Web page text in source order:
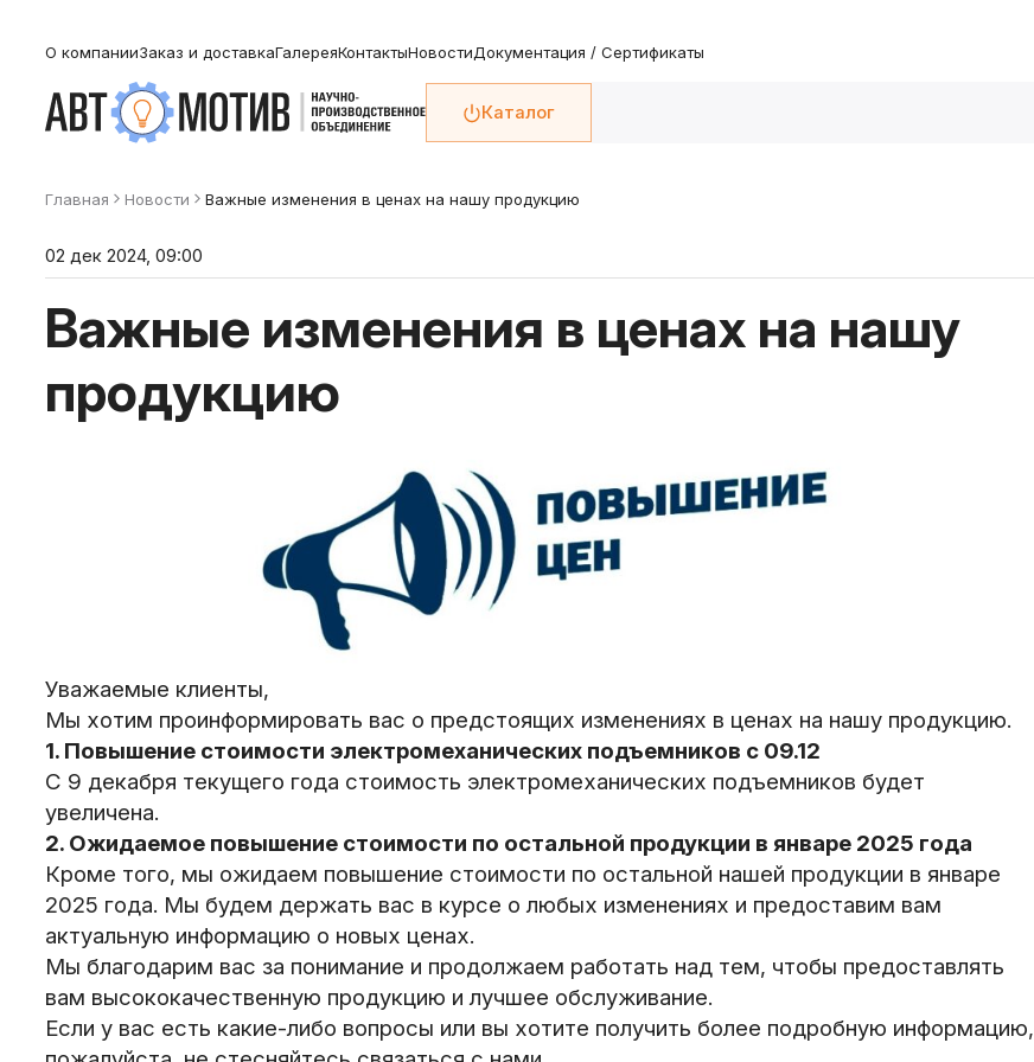
О компанииЗаказ и доставкаГалереяКонтактыНовостиДокументация / Сертификаты
Каталог
Главная Новости Важные изменения в ценах на нашу продукцию
02 дек 2024, 09:00
Важные изменения в ценах на нашу
продукцию
Уважаемые клиенты,
Мы хотим проинформировать вас о предстоящих изменениях в ценах на нашу продукцию.
1. Повышение стоимости электромеханических подъемников с 09.12
С 9 декабря текущего года стоимость электромеханических подъемников будет
увеличена.
2. Ожидаемое повышение стоимости по остальной продукции в январе 2025 года
Кроме того, мы ожидаем повышение стоимости по остальной нашей продукции в январе
2025 года. Мы будем держать вас в курсе о любых изменениях и предоставим вам
актуальную информацию о новых ценах.
Мы благодарим вас за понимание и продолжаем работать над тем, чтобы предоставлять
вам высококачественную продукцию и лучшее обслуживание.
Если у вас есть какие-либо вопросы или вы хотите получить более подробную информацию,